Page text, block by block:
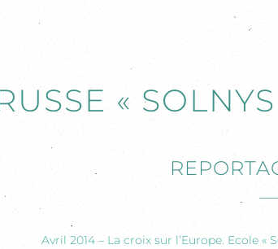
«
Avril 2014 – La croix sur l’Europe. Ecole «